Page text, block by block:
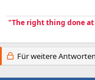
"The right thing done
Für weitere